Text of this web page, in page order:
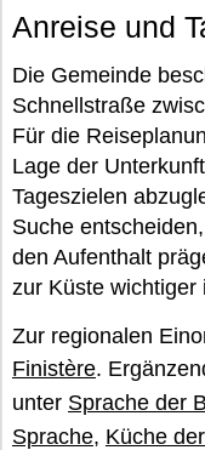
Anreise und
Die Gemeinde
Schnellstraße
Für die
Lage der
Tageszielen
Suche
den Aufenthalt
zur Küste wichtiger
Zur regionalen
Finistère.
unter Sprache der
Sprache, Küche